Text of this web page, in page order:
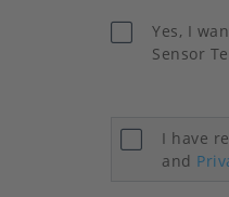
Yes, I
Sensor
I have
and